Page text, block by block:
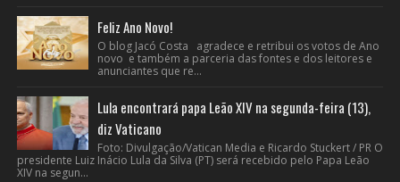
Feliz Ano Novo!
O blog Jacó Costa agradece e retribui os votos de Ano
novo e também a parceria das fontes e dos leitores e
anunciantes que re...
Lula encontrará papa Leão XIV na segunda-feira (13),
diz Vaticano
Foto: Divulgação/Vatican Media e Ricardo Stuckert / PR O
presidente Luiz Inácio Lula da Silva (PT) será recebido pelo Papa Leão
XIV na segun...